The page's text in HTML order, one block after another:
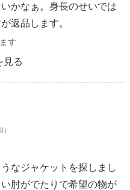
かなぁ。身長のせいでは
返品します。
す
見る
なジャケットを探しまし
肘がでたりで希望の物が